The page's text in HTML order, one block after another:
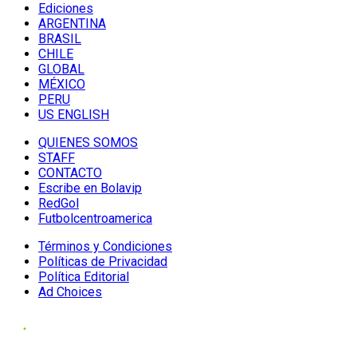
Ediciones
ARGENTINA
BRASIL
CHILE
GLOBAL
MÉXICO
PERU
US ENGLISH
QUIENES SOMOS
STAFF
CONTACTO
Escribe en Bolavip
RedGol
Futbolcentroamerica
Términos y Condiciones
Políticas de Privacidad
Política Editorial
Ad Choices